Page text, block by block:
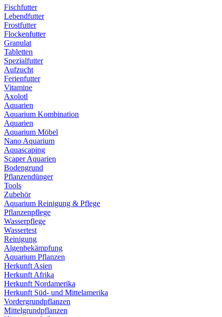
Fischfutter
Lebendfutter
Frostfutter
Flockenfutter
Granulat
Tabletten
Spezialfutter
Aufzucht
Ferienfutter
Vitamine
Axolotl
Aquarien
Aquarium Kombination
Aquarien
Aquarium Möbel
Nano Aquarium
Aquascaping
Scaper Aquarien
Bodengrund
Pflanzendünger
Tools
Zubehör
Aquarium Reinigung & Pflege
Pflanzenpflege
Wasserpflege
Wassertest
Reinigung
Algenbekämpfung
Aquarium Pflanzen
Herkunft Asien
Herkunft Afrika
Herkunft Nordamerika
Herkunft Süd- und Mittelamerika
Vordergrundpflanzen
Mittelgrundpflanzen